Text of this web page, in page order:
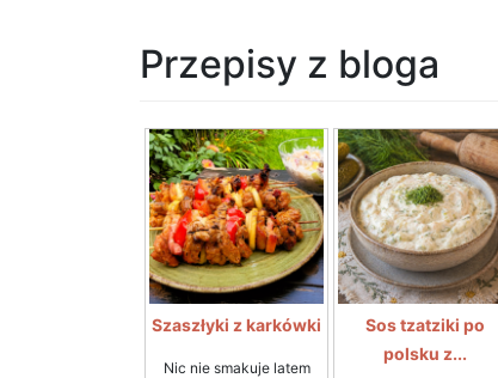
Przepisy z bloga
Szaszłyki z karkówki
Nic nie smakuje latem
Sos tzatziki po
polsku z...